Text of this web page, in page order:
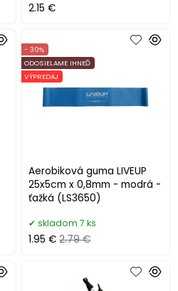
2.15 €
Aerobiková guma LIVEUP
25x5cm x 0,8mm - modrá -
ťažká (LS3650)
- 30%
ODOSIELAME IHNEĎ
VÝPREDAJ
skladom 7 ks
1.95 € 2.79 €